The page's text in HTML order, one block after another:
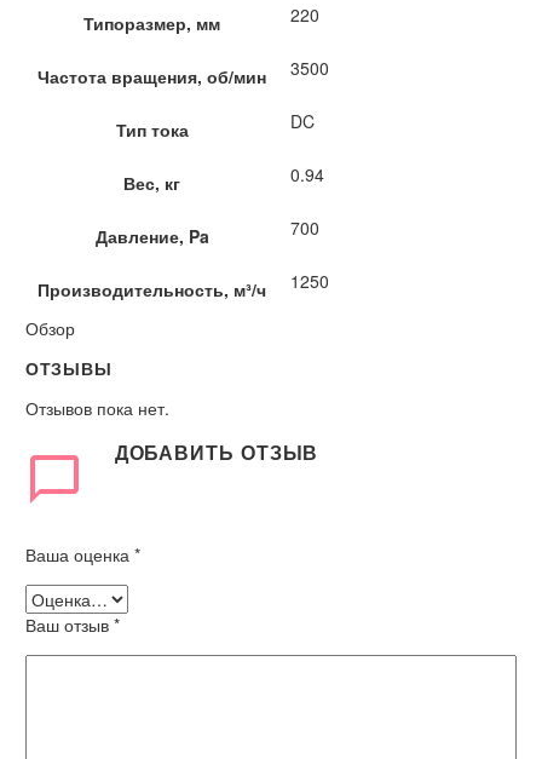
Типоразмер, мм 220
Частота вращения, об/мин 3500
Тип тока DC
Вес, кг 0.94
Давление, Pa 700
Производительность, м³/ч
1250
Обзор
ОТЗЫВЫ
Отзывов пока нет.
ДОБАВИТЬ ОТЗЫВ
Ваша оценка *
Ваш отзыв *